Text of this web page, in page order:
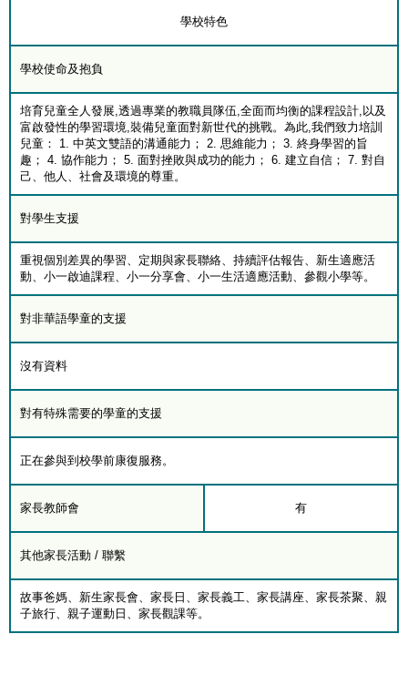
學校特色
學校使命及抱負
培育兒童全人發展,透過專業的教職員隊伍,全面而均衡的課程設計,以及
富啟發性的學習環境,裝備兒童面對新世代的挑戰。為此,我們致力培訓
兒童： 1. 中英文雙語的溝通能力； 2. 思維能力； 3. 終身學習的旨
趣； 4. 協作能力； 5. 面對挫敗與成功的能力； 6. 建立自信； 7. 對自
己、他人、社會及環境的尊重。
對學生支援
重視個別差異的學習、定期與家長聯絡、持續評估報告、新生適應活
動、小一啟迪課程、小一分享會、小一生活適應活動、參觀小學等。
對非華語學童的支援
沒有資料
對有特殊需要的學童的支援
正在參與到校學前康復服務。
家長教師會 有
其他家長活動 / 聯繫
故事爸媽、新生家長會、家長日、家長義工、家長講座、家長茶聚、親
子旅行、親子運動日、家長觀課等。